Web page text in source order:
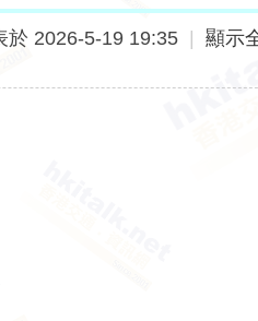
於 2026-5-19 19:35 顯示